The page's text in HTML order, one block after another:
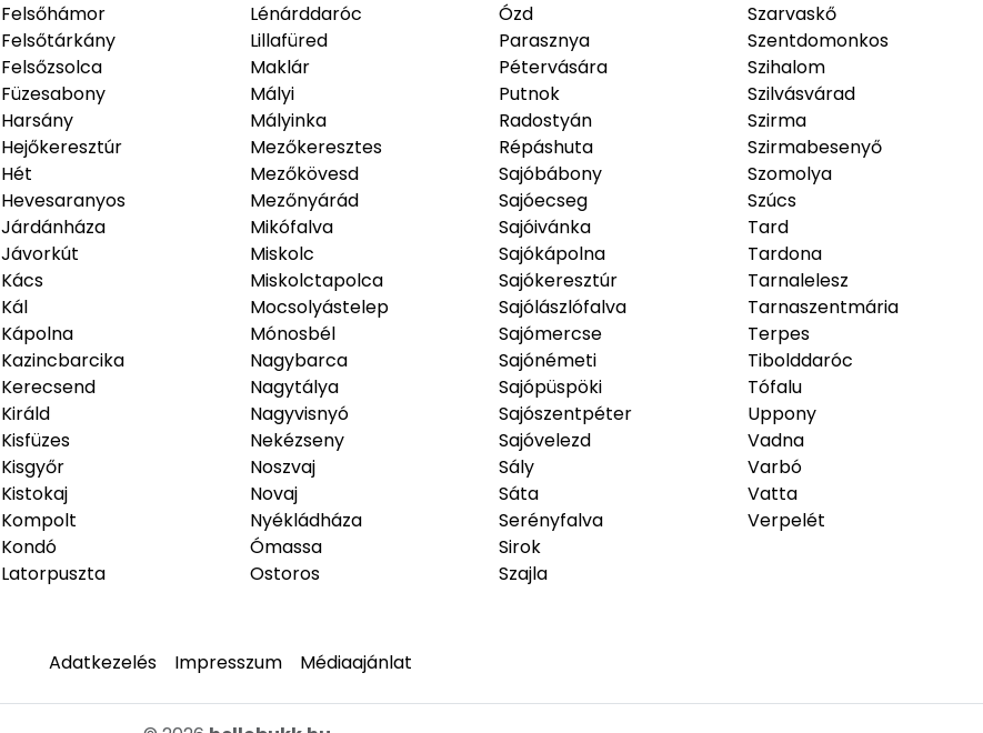
Felsőhámor
Felsőtárkány
Felsőzsolca
Füzesabony
Harsány
Hejőkeresztúr
Hét
Hevesaranyos
Járdánháza
Jávorkút
Kács
Kál
Kápolna
Kazincbarcika
Kerecsend
Királd
Kisfüzes
Kisgyőr
Kistokaj
Kompolt
Kondó
Latorpuszta
Lénárddaróc
Lillafüred
Maklár
Mályi
Mályinka
Mezőkeresztes
Mezőkövesd
Mezőnyárád
Mikófalva
Miskolc
Miskolctapolca
Mocsolyástelep
Mónosbél
Nagybarca
Nagytálya
Nagyvisnyó
Nekézseny
Noszvaj
Novaj
Nyékládháza
Ómassa
Ostoros
Ózd
Parasznya
Pétervására
Putnok
Radostyán
Répáshuta
Sajóbábony
Sajóecseg
Sajóivánka
Sajókápolna
Sajókeresztúr
Sajólászlófalva
Sajómercse
Sajónémeti
Sajópüspöki
Sajószentpéter
Sajóvelezd
Sály
Sáta
Serényfalva
Sirok
Szajla
Szarvaskő
Szentdomonkos
Szihalom
Szilvásvárad
Szirma
Szirmabesenyő
Szomolya
Szúcs
Tard
Tardona
Tarnalelesz
Tarnaszentmária
Terpes
Tibolddaróc
Tófalu
Uppony
Vadna
Varbó
Vatta
Verpelét
Adatkezelés Impresszum Médiaajánlat